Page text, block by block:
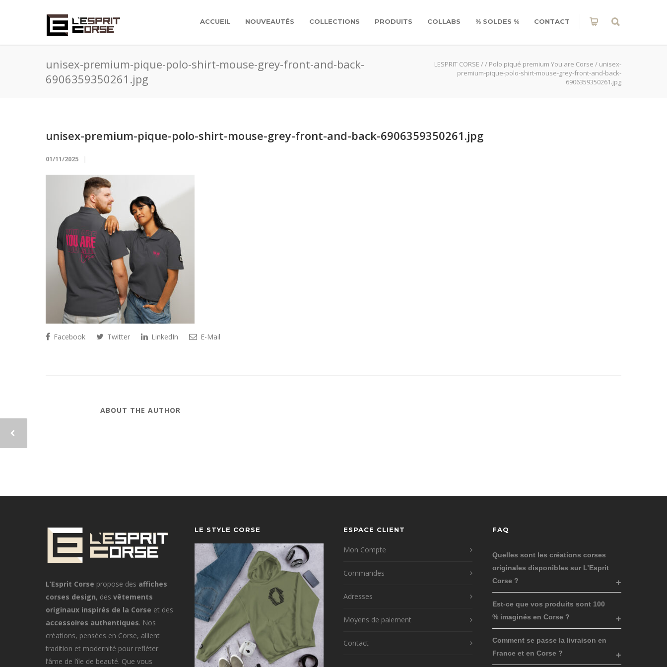
ACCUEIL NOUVEAUTÉS COLLECTIONS PRODUITS COLLABS % SOLDES % CONTACT
unisex-premium-pique-polo-shirt-mouse-grey-front-and-back-
6906359350261.jpg
LESPRIT CORSE // Polo piqué premium You are Corse / unisex-
premium-pique-polo-shirt-mouse-grey-front-and-back-
6906359350261.jpg
unisex-premium-pique-polo-shirt-mouse-grey-front-and-back-6906359350261.jpg
01/11/2025
Facebook Twitter LinkedIn E-Mail
ABOUT THE AUTHOR
L’Esprit Corse propose des affiches
corses design, des vêtements
originaux inspirés de la Corse et des
accessoires authentiques. Nos
créations, pensées en Corse, allient
tradition et modernité pour refléter
l’âme de l’île de beauté. Que vous
LE STYLE CORSE ESPACE CLIENT
Mon Compte
Commandes
Adresses
Moyens de paiement
Contact
FAQ
Quelles sont les créations corses
originales disponibles sur L’Esprit
Corse ?
Est-ce que vos produits sont 100
% imaginés en Corse ?
Comment se passe la livraison en
France et en Corse ?